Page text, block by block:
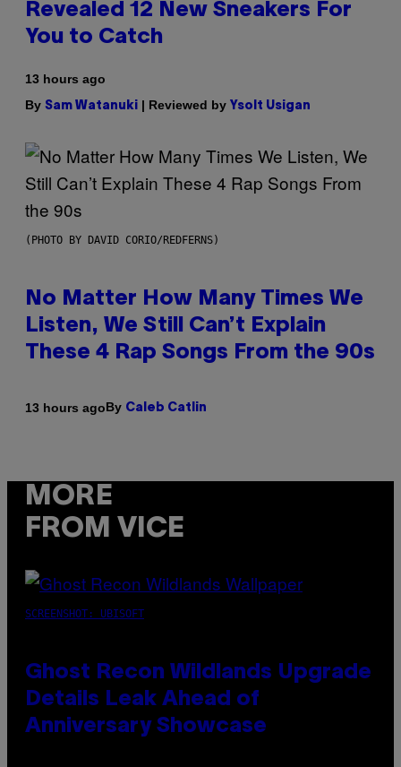
Revealed 12 New Sneakers For
You to Catch
13 hours ago
By Sam Watanuki | Reviewed by Ysolt Usigan
(PHOTO BY DAVID CORIO/REDFERNS)
No Matter How Many Times We
Listen, We Still Can’t Explain
These 4 Rap Songs From the 90s
13 hours agoBy Caleb Catlin
MORE
FROM VICE
SCREENSHOT: UBISOFT
Ghost Recon Wildlands Upgrade
Details Leak Ahead of
Anniversary Showcase